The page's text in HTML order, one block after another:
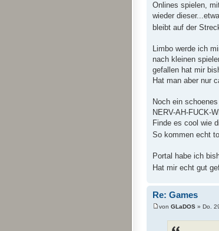
Onlines spielen,
wieder
bleibt auf der
Limbo werde ich
nach kleinen
gefallen hat mir
Hat man aber nur
Noch ein
NERV-AH-FUCK-
Finde es cool wie
So kommen echt
Portal habe ich
Hat mir echt gut
Re: Games
von GLaDOS » Do.